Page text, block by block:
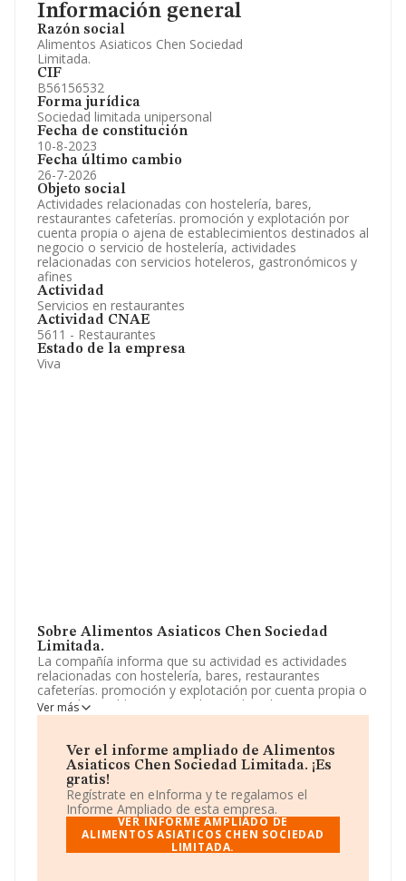
Información general
Razón social
Alimentos Asiaticos Chen Sociedad
Limitada.
CIF
B56156532
Forma jurídica
Sociedad limitada unipersonal
Fecha de constitución
10-8-2023
Fecha último cambio
26-7-2026
Objeto social
Actividades relacionadas con hostelería, bares,
restaurantes cafeterías. promoción y explotación por
cuenta propia o ajena de establecimientos destinados al
negocio o servicio de hostelería, actividades
relacionadas con servicios hoteleros, gastronómicos y
afines
Actividad
Servicios en restaurantes
Actividad CNAE
5611 - Restaurantes
Estado de la empresa
Viva
Sobre Alimentos Asiaticos Chen Sociedad
Limitada.
La compañía informa que su actividad es actividades
relacionadas con hostelería, bares, restaurantes
cafeterías. promoción y explotación por cuenta propia o
ajena de establecimientos destinados al negocio o
servicio de hostelería, actividades relacionadas con
sociedad está registrada como Sociedad Limitada. La
actividad de referencia CNAE corresponde a '%cnae%',
cuyo Código es 5611. La compañía no tiene actividad en
mercados exteriores.
La sociedadAlimentos Asiaticos Chen Sociedad
Limitada, con número de identificación fiscal
B56156532, está situada en Calle Benita Asas
Ver más
Ver el informe ampliado de Alimentos
Asiaticos Chen Sociedad Limitada. ¡Es
gratis!
Regístrate en eInforma y te regalamos el
Informe Ampliado de esta empresa.
VER INFORME AMPLIADO DE
ALIMENTOS ASIATICOS CHEN SOCIEDAD
LIMITADA.
Artículos de prensa publicados sobre la empresa.
Información oficial y registral complementaria.